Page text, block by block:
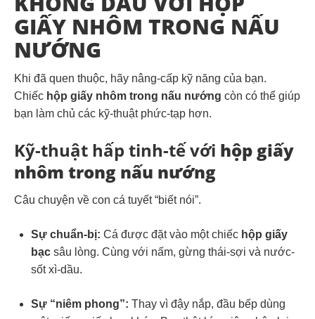
GIẤY NHÔM TRONG NẤU
NƯỚNG
Khi đã quen thuộc, hãy nâng-cấp kỹ năng của bạn.
Chiếc hộp giấy nhôm trong nấu nướng còn có thể giúp
bạn làm chủ các kỹ-thuật phức-tạp hơn.
Kỹ-thuật hấp tinh-tế với hộp giấy
nhôm trong nấu nướng
Câu chuyện về con cá tuyết “biết nói”.
Sự chuẩn-bị: Cá được đặt vào một chiếc hộp giấy
bạc sâu lòng. Cùng với nấm, gừng thái-sợi và nước-
sốt xì-dầu.
Sự “niêm phong”: Thay vì đậy nắp, đầu bếp dùng